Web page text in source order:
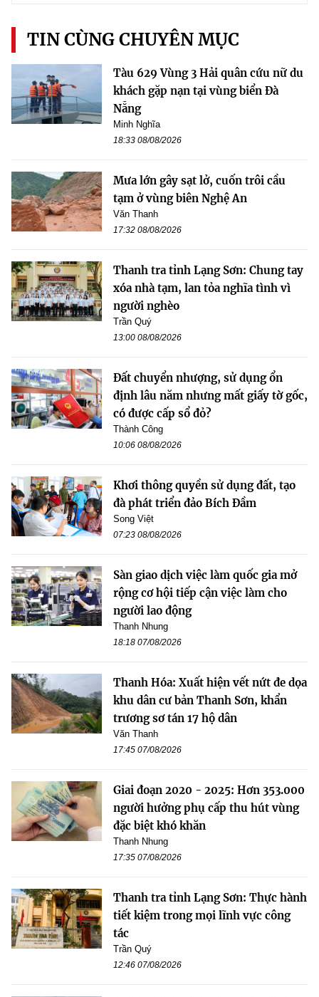
TIN CÙNG CHUYÊN MỤC
Tàu 629 Vùng 3 Hải quân cứu nữ du
khách gặp nạn tại vùng biển Đà
Nẵng
Minh Nghĩa
18:33 08/08/2026
Mưa lớn gây sạt lở, cuốn trôi cầu
tạm ở vùng biên Nghệ An
Văn Thanh
17:32 08/08/2026
Thanh tra tỉnh Lạng Sơn: Chung tay
xóa nhà tạm, lan tỏa nghĩa tình vì
người nghèo
Trần Quý
13:00 08/08/2026
Đất chuyển nhượng, sử dụng ổn
định lâu năm nhưng mất giấy tờ gốc,
có được cấp sổ đỏ?
Thành Công
10:06 08/08/2026
Khơi thông quyền sử dụng đất, tạo
đà phát triển đảo Bích Đầm
Song Việt
07:23 08/08/2026
Sàn giao dịch việc làm quốc gia mở
rộng cơ hội tiếp cận việc làm cho
người lao động
Thanh Nhung
18:18 07/08/2026
Thanh Hóa: Xuất hiện vết nứt đe dọa
khu dân cư bản Thanh Sơn, khẩn
trương sơ tán 17 hộ dân
Văn Thanh
17:45 07/08/2026
Giai đoạn 2020 - 2025: Hơn 353.000
người hưởng phụ cấp thu hút vùng
đặc biệt khó khăn
Thanh Nhung
17:35 07/08/2026
Thanh tra tỉnh Lạng Sơn: Thực hành
tiết kiệm trong mọi lĩnh vực công
tác
Trần Quý
12:46 07/08/2026